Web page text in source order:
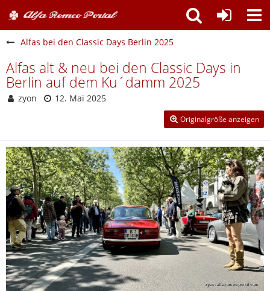
Alfas bei den Classic Days Berlin 2025
Alfas alt & neu bei den Classic Days in
Berlin auf dem Ku´damm 2025
zyon 12. Mai 2025
Originalgröße anzeigen